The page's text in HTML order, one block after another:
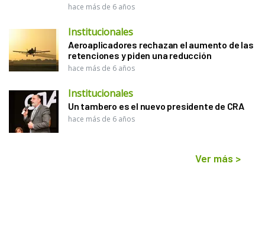
hace más de 6 años
Institucionales
Aeroaplicadores rechazan el aumento de las
retenciones y piden una reducción
hace más de 6 años
Institucionales
Un tambero es el nuevo presidente de CRA
hace más de 6 años
Ver más >